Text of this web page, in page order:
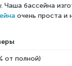
Чаша бассейна
очень проста и
от полной)